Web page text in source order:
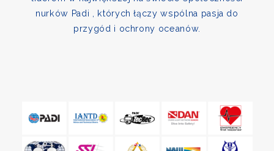
nurków Padi , których łączy wspólna pasja do
przygód i ochrony oceanów.